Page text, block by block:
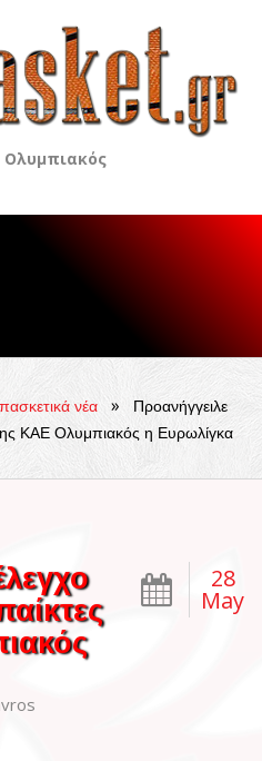
νέα »
Προανήγγειλε
ΚΑΕ Ολυμπιακός η Ευρωλίγκα
28
May